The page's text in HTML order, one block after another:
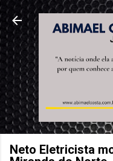
Pular
Neto Eletricista